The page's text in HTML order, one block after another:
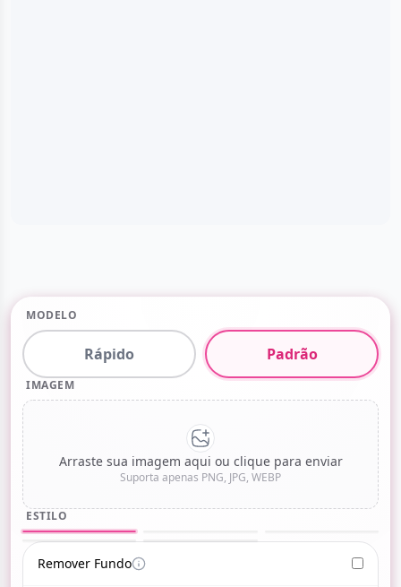
MODELO
Rápido Padrão
IMAGEM
Arraste sua imagem aqui ou clique para enviar
Suporta apenas PNG, JPG, WEBP
ESTILOPadrão
Detalhe
Remover Fundo